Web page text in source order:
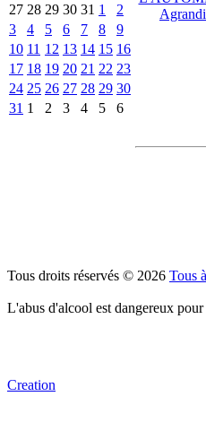
27 28 29 30 31 1
2
3
4 5 6 7 8
9
10 11 12 13 14 15 16
17 18 19 20 21 22 23
24 25 26 27 28 29 30
31 1 2 3 4 5 6
Tous droits réservés © 2026 Tous
L'abus d'alcool est dangereux
Creation